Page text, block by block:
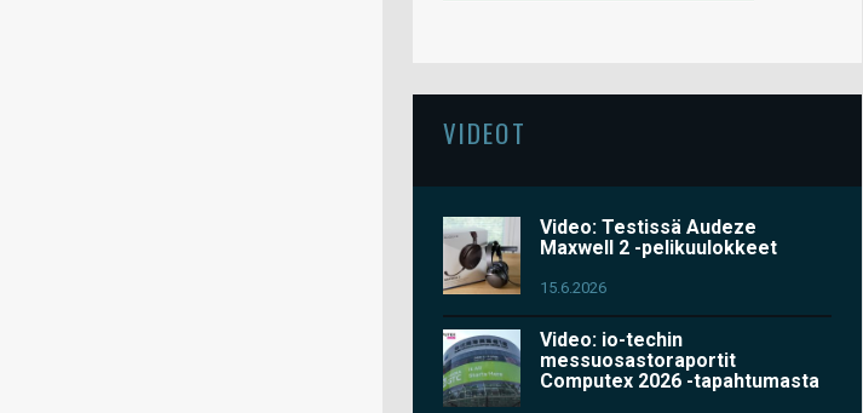
VIDEOT
Video: Testissä Audeze
Maxwell 2 -pelikuulokkeet
15.6.2026
Video: io-techin
messuosastoraportit
Computex 2026 -tapahtumasta